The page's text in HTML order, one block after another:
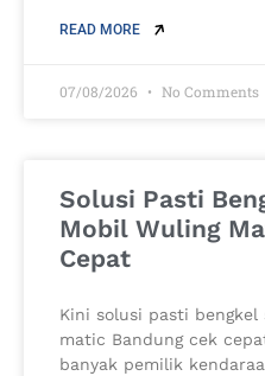
READ MORE
07/08/2026 No Comments
Solusi Pasti
Mobil Wuling
Cepat
Kini solusi pasti bengkel
matic Bandung cek
banyak pemilik